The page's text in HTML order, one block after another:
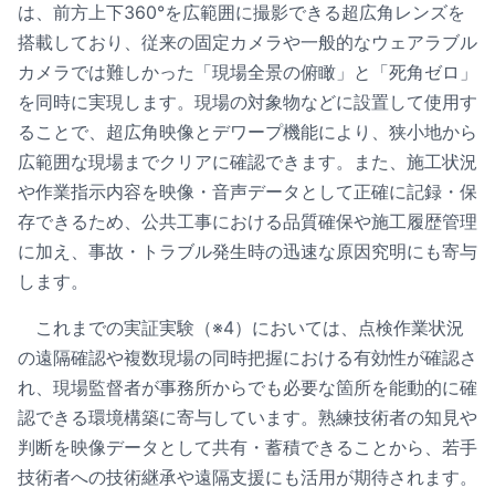
は、前方上下360°を広範囲に撮影できる超広角レンズを
搭載しており、従来の固定カメラや一般的なウェアラブル
カメラでは難しかった「現場全景の俯瞰」と「死角ゼロ」
を同時に実現します。現場の対象物などに設置して使用す
ることで、超広角映像とデワープ機能により、狭小地から
広範囲な現場までクリアに確認できます。また、施工状況
や作業指示内容を映像・音声データとして正確に記録・保
存できるため、公共工事における品質確保や施工履歴管理
に加え、事故・トラブル発生時の迅速な原因究明にも寄与
します。
これまでの実証実験（※4）においては、点検作業状況
の遠隔確認や複数現場の同時把握における有効性が確認さ
れ、現場監督者が事務所からでも必要な箇所を能動的に確
認できる環境構築に寄与しています。熟練技術者の知見や
判断を映像データとして共有・蓄積できることから、若手
技術者への技術継承や遠隔支援にも活用が期待されます。